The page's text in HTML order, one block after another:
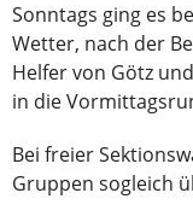
Sonntags ging es
Wetter, nach der
Helfer von Götz
in die
Bei freier
Gruppen sogleich